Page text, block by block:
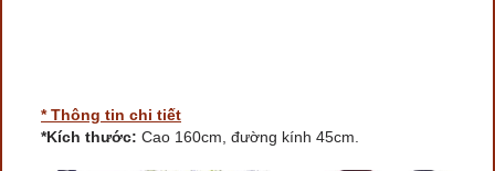
* Thông tin chi tiết
*Kích thước: Cao 160cm, đường kính 45cm.